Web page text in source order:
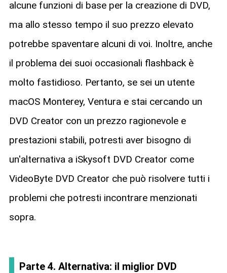
alcune funzioni di base per la creazione di DVD,
ma allo stesso tempo il suo prezzo elevato
potrebbe spaventare alcuni di voi. Inoltre, anche
il problema dei suoi occasionali flashback è
molto fastidioso. Pertanto, se sei un utente
macOS Monterey, Ventura e stai cercando un
DVD Creator con un prezzo ragionevole e
prestazioni stabili, potresti aver bisogno di
un'alternativa a iSkysoft DVD Creator come
VideoByte DVD Creator che può risolvere tutti i
problemi che potresti incontrare menzionati
sopra.
Parte 4. Alternativa: il miglior DVD